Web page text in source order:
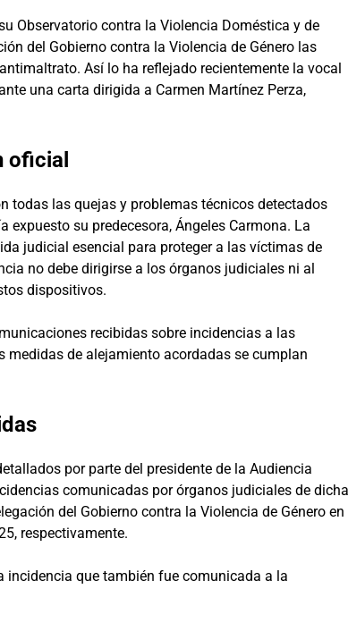
Observatorio contra la Violencia Doméstica y de
del Gobierno contra la Violencia de Género las
Así lo ha reflejado recientemente la vocal
una carta dirigida a Carmen Martínez Perza,
oficial
todas las quejas y problemas técnicos detectados
su predecesora, Ángeles Carmona. La
judicial esencial para proteger a las víctimas de
no debe dirigirse a los órganos judiciales ni al
dispositivos.
recibidas sobre incidencias a las
medidas de alejamiento acordadas se cumplan
por parte del presidente de la Audiencia
comunicadas por órganos judiciales de dicha
del Gobierno contra la Violencia de Género en
respectivamente.
que también fue comunicada a la